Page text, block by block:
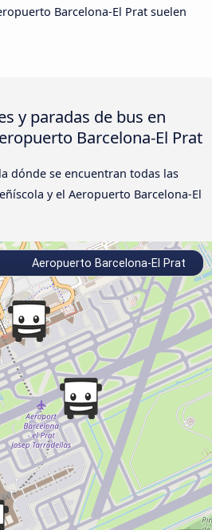
Barcelona-El Prat suelen
y paradas de bus en
Barcelona-El Prat
dónde se encuentran todas las
y el Aeropuerto Barcelona-El
Aeropuerto Barcelona-El Prat